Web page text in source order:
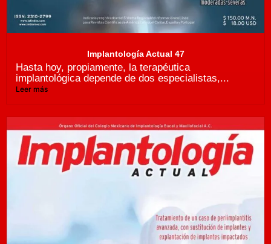
Implantología Actual 47
Hasta hoy, propiamente, la terapéutica
implantológica depende de dos especialistas,...
Leer más